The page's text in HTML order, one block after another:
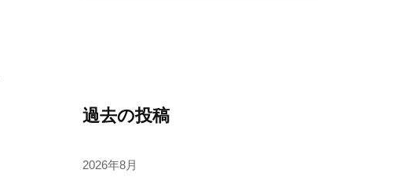
過去の投稿
2026年8月